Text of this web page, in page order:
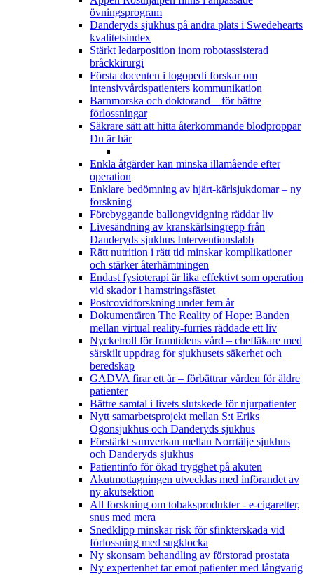
övningsprogram
Danderyds sjukhus på andra plats i Swedehearts
kvalitetsindex
Stärkt ledarposition inom robotassisterad
bråckkirurgi
Första docenten i logopedi forskar om
intensivvårdspatienters kommunikation
Barnmorska och doktorand – för bättre
förlossningar
Säkrare sätt att hitta återkommande blodproppar
Du är här
Enkla åtgärder kan minska illamående efter
operation
Enklare bedömning av hjärt-kärlsjukdomar – ny
forskning
Förebyggande ballongvidgning räddar liv
Livesändning av kranskärlsingrepp från
Danderyds sjukhus Interventionslabb
Rätt nutrition i rätt tid minskar komplikationer
och stärker återhämtningen
Endast fysioterapi är lika effektivt som operation
vid skador i hamstringsfästet
Postcovidforskning under fem år
Dokumentären The Reality of Hope: Banden
mellan virtual reality-furries räddade ett liv
Nyckelroll för framtidens vård – chefläkare med
särskilt uppdrag för sjukhusets säkerhet och
beredskap
GADVA firar ett år – förbättrar vården för äldre
patienter
Bättre samtal i livets slutskede för njurpatienter
Nytt samarbetsprojekt mellan S:t Eriks
Ögonsjukhus och Danderyds sjukhus
Förstärkt samverkan mellan Norrtälje sjukhus
och Danderyds sjukhus
Patientinfo för ökad trygghet på akuten
Akutmottagningen utvecklas med införandet av
ny akutsektion
All forskning om tobaksprodukter - e-cigaretter,
snus med mera
Snedklipp minskar risk för sfinkterskada vid
förlossning med sugklocka
Ny skonsam behandling av förstorad prostata
Ny expertenhet tar emot patienter med långvarig